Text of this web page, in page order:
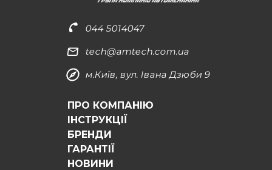
044 5014047
tech@amtech.com.ua
м.Київ, вул. Івана Дзюби 9
ПРО КОМПАНІЮ
ІНСТРУКЦІЇ
БРЕНДИ
ГАРАНТІЇ
НОВИНИ